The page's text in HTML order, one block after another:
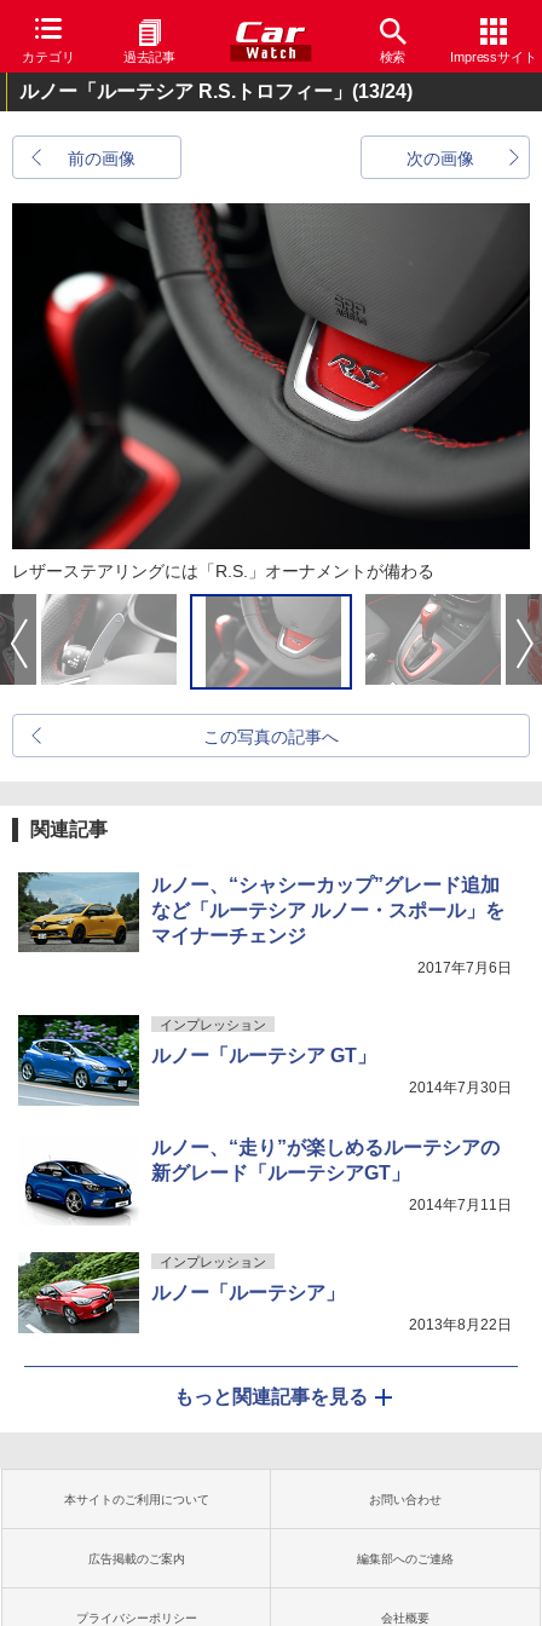
カテゴリ 過去記事 検索 Impressサイト
ルノー「ルーテシア R.S.トロフィー」 (13/24)
前の画像 次の画像
レザーステアリングには「R.S.」オーナメントが備わる
この写真の記事へ
関連記事
ルノー、“シャシーカップ”グレード追加
など「ルーテシア ルノー・スポール」を
マイナーチェンジ
2017年7月6日
インプレッション
ルノー「ルーテシア GT」
2014年7月30日
ルノー、“走り”が楽しめるルーテシアの
新グレード「ルーテシアGT」
2014年7月11日
インプレッション
ルノー「ルーテシア」
2013年8月22日
もっと関連記事を見る
本サイトのご利用について お問い合わせ
広告掲載のご案内 編集部へのご連絡
プライバシーポリシー 会社概要